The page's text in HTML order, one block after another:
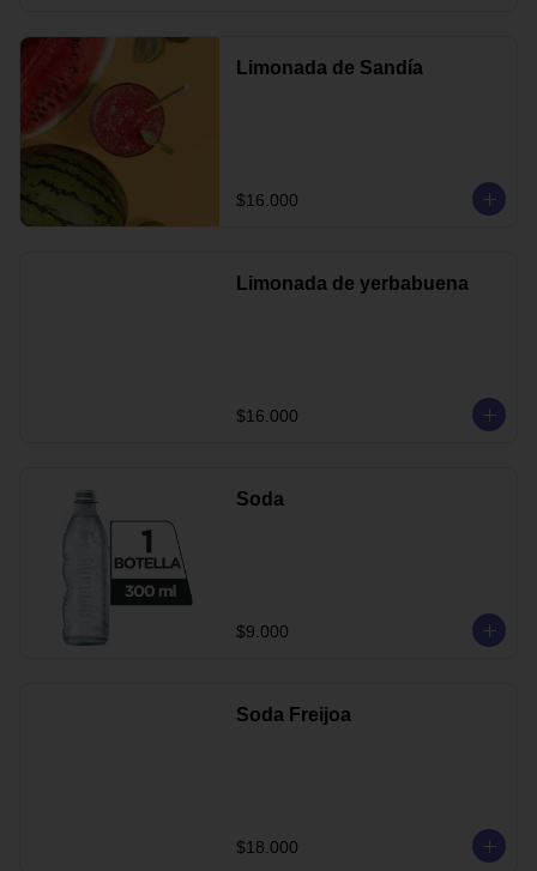
Limonada de Sandía
$16.000
Limonada de yerbabuena
$16.000
Soda
$9.000
Soda Freijoa
$18.000